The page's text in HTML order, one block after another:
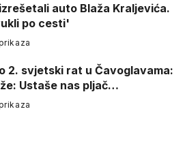
auto Blaža Kraljevića.
po cesti'
2. svjetski rat u Čavoglavama:
Ustaše nas pljač…